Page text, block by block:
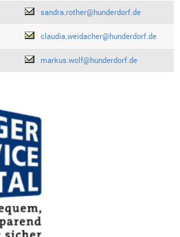
sandra.rother@hunderdorf.de
claudia.weidacher@hunderdorf.de
markus.wolf@hunderdorf.de